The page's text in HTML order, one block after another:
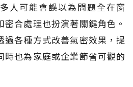
人可能會誤以為問題全在窗
合處理也扮演著關鍵角色。
過各種方式改善氣密效果，提
時也為家庭或企業節省可觀的